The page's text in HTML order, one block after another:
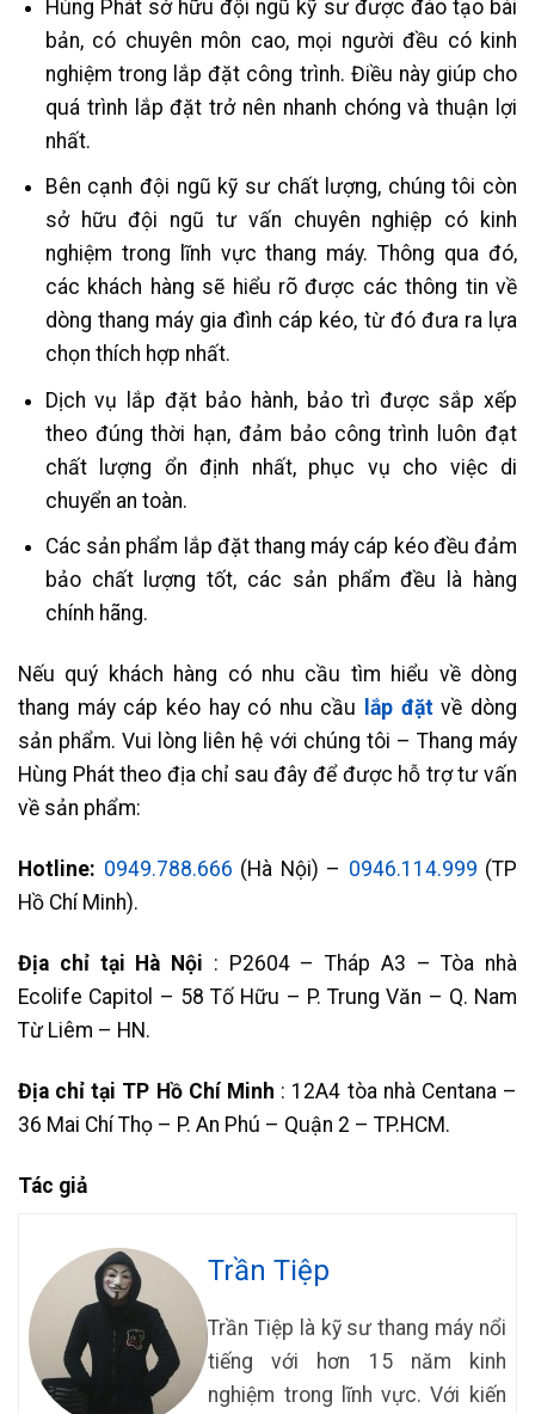
Hùng Phát sở hữu đội ngũ kỹ sư được đào tạo bài
bản, có chuyên môn cao, mọi người đều có kinh
nghiệm trong lắp đặt công trình. Điều này giúp cho
quá trình lắp đặt trở nên nhanh chóng và thuận lợi
nhất.
Bên cạnh đội ngũ kỹ sư chất lượng, chúng tôi còn
sở hữu đội ngũ tư vấn chuyên nghiệp có kinh
nghiệm trong lĩnh vực thang máy. Thông qua đó,
các khách hàng sẽ hiểu rõ được các thông tin về
dòng thang máy gia đình cáp kéo, từ đó đưa ra lựa
chọn thích hợp nhất.
Dịch vụ lắp đặt bảo hành, bảo trì được sắp xếp
theo đúng thời hạn, đảm bảo công trình luôn đạt
chất lượng ổn định nhất, phục vụ cho việc di
chuyển an toàn.
Các sản phẩm lắp đặt thang máy cáp kéo đều đảm
bảo chất lượng tốt, các sản phẩm đều là hàng
chính hãng.
Nếu quý khách hàng có nhu cầu tìm hiểu về dòng
thang máy cáp kéo hay có nhu cầu
lắp đặtvề dòng
sản phẩm. Vui lòng liên hệ với chúng tôi – Thang máy
Hùng Phát theo địa chỉ sau đây để được hỗ trợ tư vấn
về sản phẩm:
Hotline: 0949.788.666 (Hà Nội) – 0946.114.999 (TP
Hồ Chí Minh).
Địa chỉ tại Hà Nội : P2604 – Tháp A3 – Tòa nhà
Ecolife Capitol – 58 Tố Hữu – P. Trung Văn – Q. Nam
Từ Liêm – HN.
Địa chỉ tại TP Hồ Chí Minh : 12A4 tòa nhà Centana –
36 Mai Chí Thọ – P. An Phú – Quận 2 – TP.HCM.
Tác giả
Trần Tiệp
Trần Tiệp là kỹ sư thang máy nổi
tiếng với hơn 15 năm kinh
nghiệm trong lĩnh vực. Với kiến